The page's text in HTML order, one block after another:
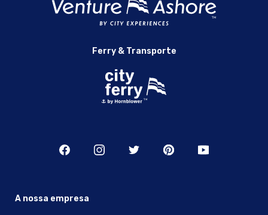
Experiences
Saídas de Empregados em Berkeley | Local Único para os
Grandes Casamentos em Berkeley | Casar com Experiências
Cruzeiro de Férias em Berkeley | Férias de Alegria com
Experiências da Cidade
Íntimos | Experiências da Cidade
Cruzeiro de Celebração do Cocktail Tarde da Noite em
Berkeley | Experiências da Cidade
Ferry & Transporte
A nossa empresa